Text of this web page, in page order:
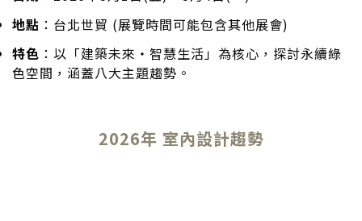
地點 ：台北世貿 (展覽時間可能包含其他展會)
特色 ：以「建築未來・智慧生活」為核心，探討永續綠
色空間，涵蓋八大主題趨勢。
2026年 室內設計趨勢